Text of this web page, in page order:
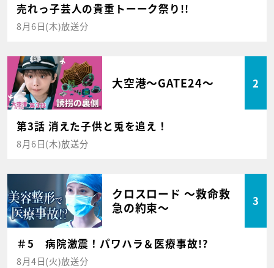
売れっ子芸人の貴重トーーク祭り!!
8月6日(木)放送分
大空港～GATE24～ 2
第3話 消えた子供と兎を追え！
8月6日(木)放送分
クロスロード ～救命救
急の約束～
3
＃5 病院激震！パワハラ＆医療事故!?
8月4日(火)放送分